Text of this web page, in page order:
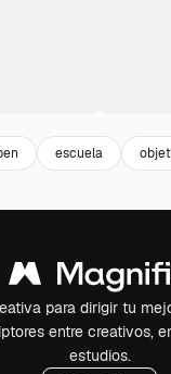
escuela
para dirigir tu
entre creativos,
estudios.